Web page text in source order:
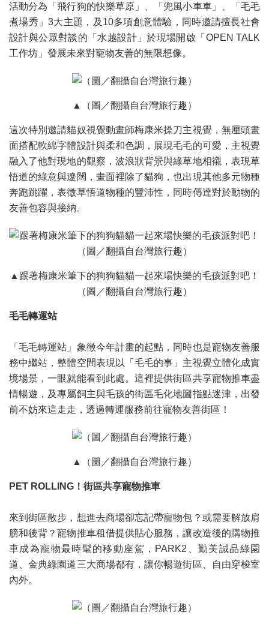
活動分為「飛行狗的快樂草原」、「兜風小車車」、「毛毛
煮場秀」3大主題，及10多項創意體驗，同時邀請擅長社會
設計與公眾對談的「水越設計」於現場開啟「OPEN TALK
工作坊」發展未來對寵物友善的無限想像。
▲（圖／翻攝自台灣旅行趣）
這次特別邀請貓奴視覺動畫師梅康米操刀主視覺，無厘頭畫
面搭配軟綿字體設計與柔和色調，展現毛毛的可愛，主視覺
融入了他對現地的觀察，波浪狀背景與綠草地相襯，表現草
悟道的綠意與遼闊，畫面裡除了貓狗，也出現其他多元物種
奔跑跳躍，表徵草悟道物種的豐沛性，同時傳達對於動物的
友善包容與接納。
▲跟著梅康米筆下的狗狗貓貓一起來場快樂的毛孩派對吧！
（圖／翻攝自台灣旅行趣）
毛毛轉運站
「毛毛轉運站」象徵今年計畫的起點，同時也是寵物友善服
務中繼站，整體空間表現以「毛毛的事」主視覺立體化成實
境場景，一眼就能看到此處。這裡提供街區共享寵物推車盡
情暢遊，及專屬飼主與毛孩的街區毛化地圖指點迷津，出發
前不妨來這走走，透過轉運服務前往寵物友善街區！
▲（圖／翻攝自台灣旅行趣）
PET ROLLING！街區共享寵物推車
來到街區散步，想進去商場卻忘記帶寵物包？或需要解放肩
膀和後背？寵物推車租借提供貼心服務，讓改造後的購物推
車成為寵物最時髦的移動座駕，PARK2、勤美誠品綠園
道、金典綠園道三大商場都有，讓你暢遊街區、自由穿梭室
內外。